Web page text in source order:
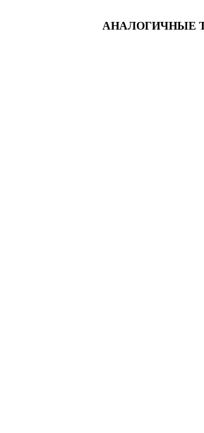
АНАЛОГИЧНЫЕ